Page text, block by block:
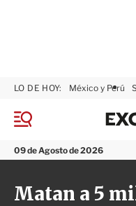
M
n
ú
09 de Agosto de 2026
LO DE HOY: México y Perú
Matan a 5